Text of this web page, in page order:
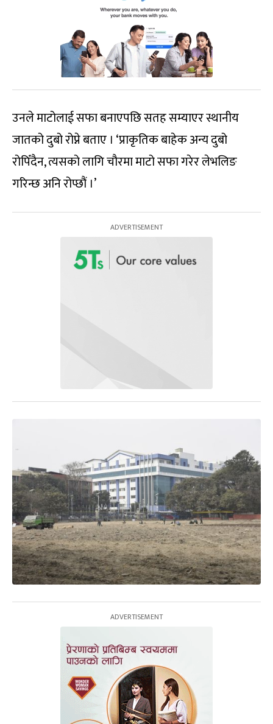
उनले माटोलाई सफा बनाएपछि सतह सम्याएर स्थानीय
जातको दुबो रोप्ने बताए । ‘प्राकृतिक बाहेक अन्य दुबो
रोपिँदैन, त्यसको लागि चौरमा माटो सफा गरेर लेभलिङ
गरिन्छ अनि रोप्छौं ।’